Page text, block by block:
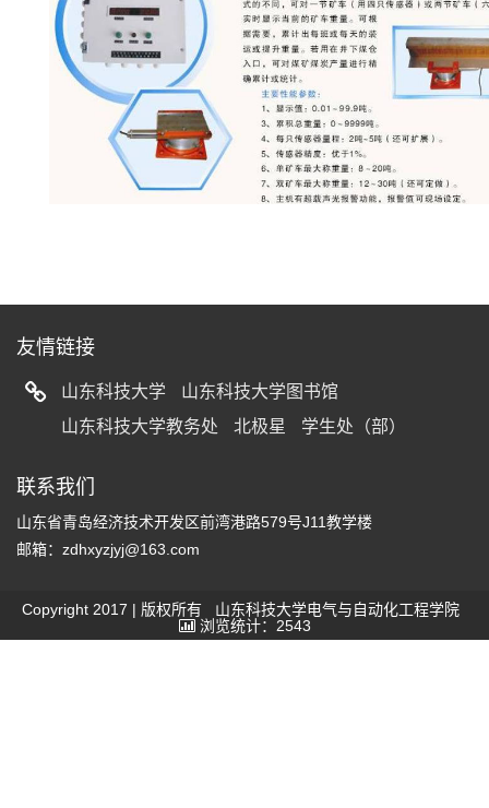
友情链接
山东科技大学
山东科技大学图书馆
山东科技大学教务处
北极星 学生处（部）
联系我们
山东省青岛经济技术开发区前湾港路579号J11教学楼
邮箱：zdhxyzjyj@163.com
Copyright 2017 | 版权所有 山东科技大学电气与自动化工程学院
浏览统计：2543